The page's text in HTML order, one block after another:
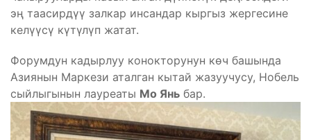
эң таасирдүү залкар инсандар кыргыз жергесине
келүүсү күтүлүп жатат.
Форумдун кадырлуу конокторунун көч башында
Азиянын Маркези аталган кытай жазуучусу, Нобель
сыйлыгынын лауреаты Мо Янь бар.